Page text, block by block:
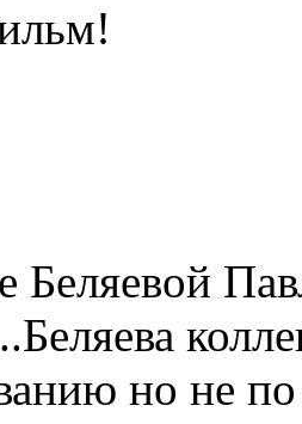
Беляевой
но не по